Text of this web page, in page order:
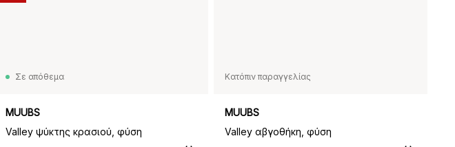
Σε απόθεμα
MUUBS
Valley ψύκτης κρασιού, φύση
Κατόπιν παραγγελίας
MUUBS
Valley αβγοθήκη, φύση